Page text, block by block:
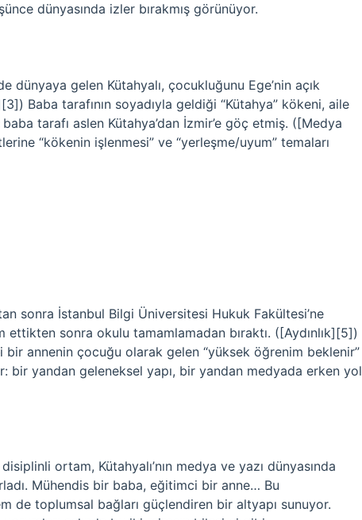
dünyasında izler bırakmış görünüyor.
dünyaya gelen Kütahyalı, çocukluğunu Ege’nin açık
Baba tarafının soyadıyla geldiği “Kütahya” kökeni, aile
tarafı aslen Kütahya’dan İzmir’e göç etmiş. ([Medya
“kökenin işlenmesi” ve “yerleşme/uyum” temaları
sonra İstanbul Bilgi Üniversitesi Hukuk Fakültesi’ne
ettikten sonra okulu tamamlamadan bıraktı. ([Aydınlık][5])
annenin çocuğu olarak gelen “yüksek öğrenim beklenir”
bir yandan geleneksel yapı, bir yandan medyada erken yol
ortam, Kütahyalı’nın medya ve yazı dünyasında
Mühendis bir baba, eğitimci bir anne… Bu
de toplumsal bağları güçlendiren bir altyapı sunuyor.